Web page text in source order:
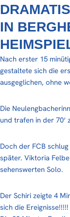
IN
Nach erster 15
gestaltete sich die
ausgeglichen, ohne
Die
und trafen in der
Doch der FCB
später. Viktoria
sehenswerten Solo.
Der Schiri zeigte 4
sich die Ereignisse!!!!!